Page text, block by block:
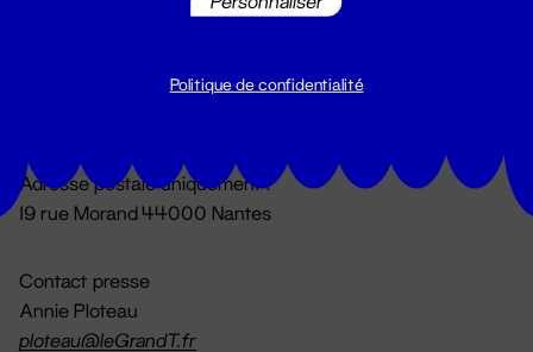
Du lundi au vendredi 14h → 18h
Adresse postale uniquement :
19 rue Morand 44000 Nantes
Contact presse
Annie Ploteau
ploteau@leGrandT.fr
Politique de confidentialité